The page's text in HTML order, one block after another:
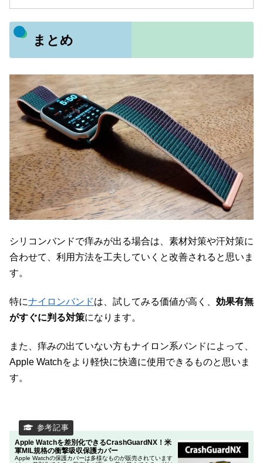
まとめ
シリコンバンドで痒みが出る場合は、素材対策や汗対策に
合わせて、利用方法を工夫していくと改善されると思いま
す。
特にナイロンバンドは、試してみる価値が高く、 効果有無
がすぐに判る対策になります。
また、痒みの出ていない方もナイロン系バンドによって、
Apple Watchをより軽快に快適に使用できるものと思いま
す。
Apple Watchを差別化できるCrashGuardNX！米
軍MIL規格の衝撃吸収保護カバー
Apple Watchの保護カバーは多様なものが販売されています